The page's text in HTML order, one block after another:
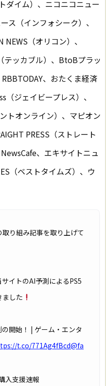
ダイム）、ニコニコニュー
ス（インフォシーク）、
（オリコン）、
テッカブル）、BtoBプラッ
、おたくま経済
ジェイビープレス）、
トオンライン）、マピオン
PRESS（ストレート
、エキサイトニュ
（ベストタイムズ）、ウ
取り組み記事を取り上げて
イトのAI予測によるPS5
ました
開始！ | ゲーム・エンタ
t.co/771Ag4fBcd@fa
入支援速報